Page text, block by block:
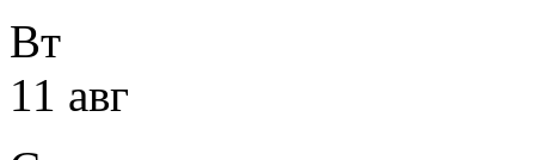
Вт
11 авг